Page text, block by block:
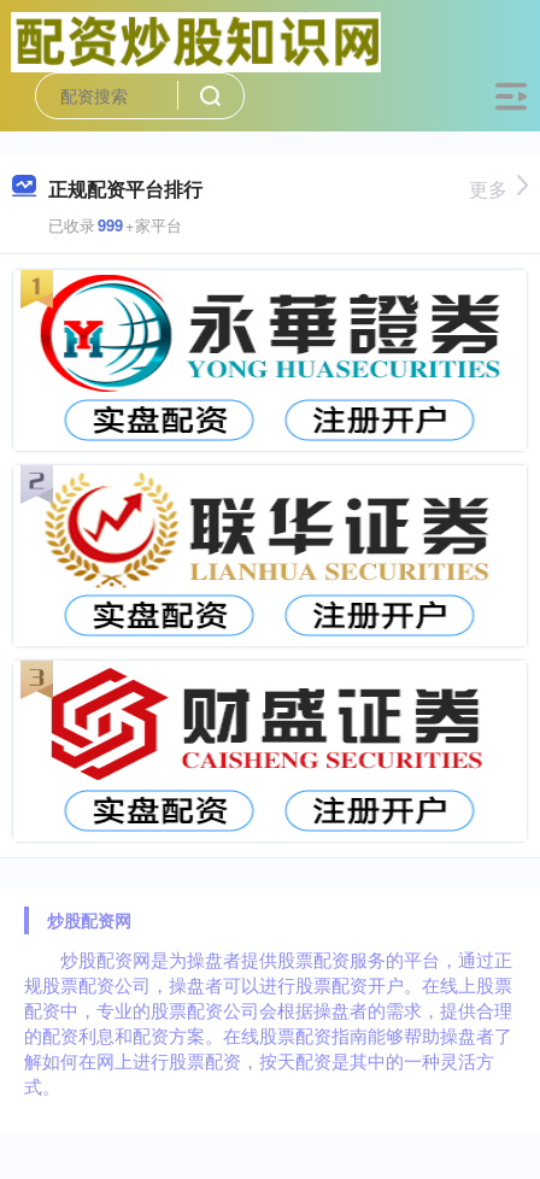
正规配资平台排行
已收录999+家平台
更多
炒股配资网
炒股配资网是为操盘者提供股票配资服务的平台，通过正
规股票配资公司，操盘者可以进行股票配资开户。在线上股票
配资中，专业的股票配资公司会根据操盘者的需求，提供合理
的配资利息和配资方案。在线股票配资指南能够帮助操盘者了
解如何在网上进行股票配资，按天配资是其中的一种灵活方
式。